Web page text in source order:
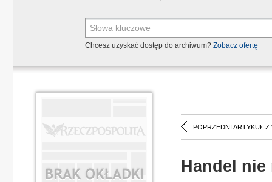
Chcesz uzyskać dostęp do archiwum? Zobacz ofertę
POPRZEDNI ARTYKUŁ Z
Handel nie